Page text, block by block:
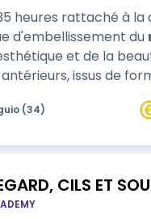
heures rattaché à
d'embellissement du
et de la
issus de
(34)
CILS ET